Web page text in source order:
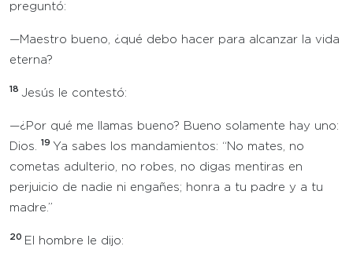
preguntó:
—Maestro bueno, ¿qué debo hacer para alcanzar la vida
eterna?
18 Jesús le contestó:
—¿Por qué me llamas bueno? Bueno solamente hay uno:
Dios.
19 Ya sabes los mandamientos: “No mates, no
cometas adulterio, no robes, no digas mentiras en
perjuicio de nadie ni engañes; honra a tu padre y a tu
madre.”
20 El hombre le dijo: